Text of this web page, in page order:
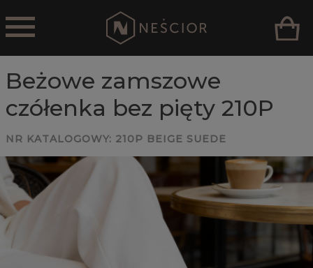
Beżowe zamszowe
czółenka bez pięty 210P
NR KATALOGOWY: 210P BEIGE SUEDE